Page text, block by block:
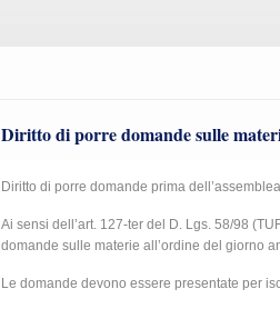
Diritto di porre domande sulle
Diritto di porre domande prima dell’assemblea
Ai sensi dell’art. 127-ter del D. Lgs. 58/98
domande sulle materie all’ordine del giorno
Le domande devono essere presentate per